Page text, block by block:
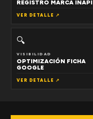
REGISTRO MARCA INAPI
VER DETALLE ↗
🔍
VISIBILIDAD
OPTIMIZACIÓN FICHA
GOOGLE
VER DETALLE ↗